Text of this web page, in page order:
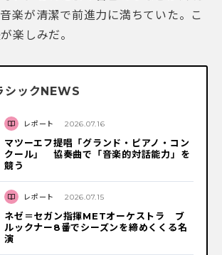
楽が清潔で前進力に満ちていた。こ
楽しみだ。
シックNEWS
レポート 2026.07.16
マツーエフ提唱「グランド・ピアノ・コン
クール」 協奏曲で「音楽的対話能力」を
競う
レポート 2026.07.15
ネゼ＝セガン指揮METオーケストラ ブ
ルックナー8番でシーズンを締めくくる名
演